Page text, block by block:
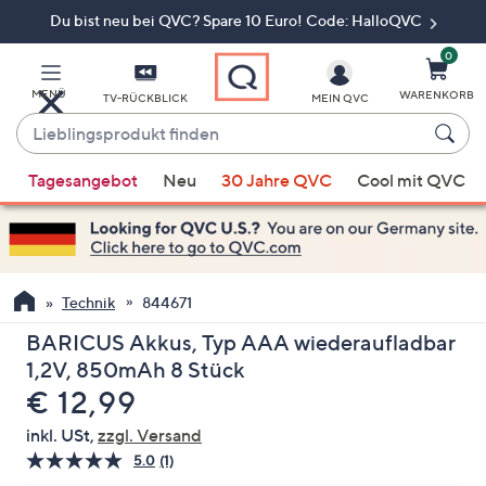
Du bist neu bei QVC? Spare 10 Euro! Code: HalloQVC
MENÜ TV-RÜCKBLICK
Lieblingsprodukt
finden
Vorschläge
verfügbar
sind,
verwenden
Sie
die
Pfeiltasten
nach
oben
und
nach
MEIN QVC
0
WARENKORB
Tagesangebot Neu 30 Jahre QVC Cool mit QVC
Technik 844671
BARICUS Akkus, Typ AAA wiederaufladbar
1,2V, 850mAh 8 Stück
Gelöscht
€ 12,99
inkl. USt, zzgl. Versand
5.0 Bewertung
(1)